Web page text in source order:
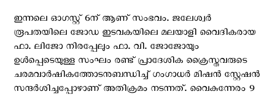
ഇന്നലെ ഓഗസ്റ്റ് 6ന് ആണ് സംഭവം. ജലേശ്വർ
രൂപതയിലെ ജോഡ ഇടവകയിലെ മലയാളി വൈദികരായ
ഫാ. ലിജോ നിരപ്പേലും ഫാ. വി. ജോജോയും
ഉള്‍പ്പെടെയുള്ള സംഘം രണ്ട് പ്രാദേശിക ക്രൈസ്തവരുടെ
ചരമവാർഷികത്തോടനുബന്ധിച്ച് ഗംഗാധർ മിഷൻ സ്റ്റേഷൻ
സന്ദർശിച്ചപ്പോഴാണ് അതിക്രമം നടന്നത്. വൈകുന്നേരം 9